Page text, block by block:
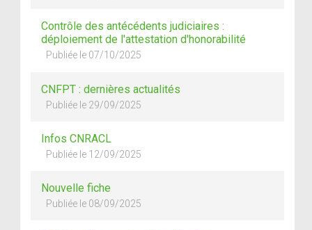
Contrôle des antécédents judiciaires :
déploiement de l'attestation d'honorabilité
Publiée le 07/10/2025
CNFPT : dernières actualités
Publiée le 29/09/2025
Infos CNRACL
Publiée le 12/09/2025
Nouvelle fiche
Publiée le 08/09/2025